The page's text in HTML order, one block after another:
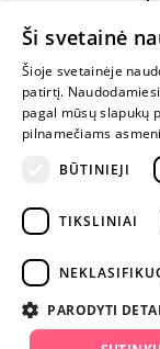
Ši svetainė
Šioje svetainėje
patirtį.
pagal mūsų slapukų
pilnamečiams
BŪTINIEJI
TIKSLINIAI
PARODYTI